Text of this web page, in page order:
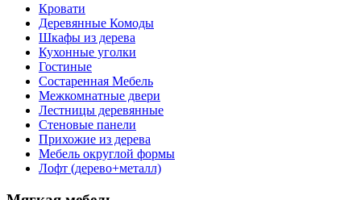
Кровати
Деревянные Комоды
Шкафы из дерева
Кухонные уголки
Гостиные
Состаренная Мебель
Межкомнатные двери
Лестницы деревянные
Стеновые панели
Прихожие из дерева
Мебель округлой формы
Лофт (дерево+металл)